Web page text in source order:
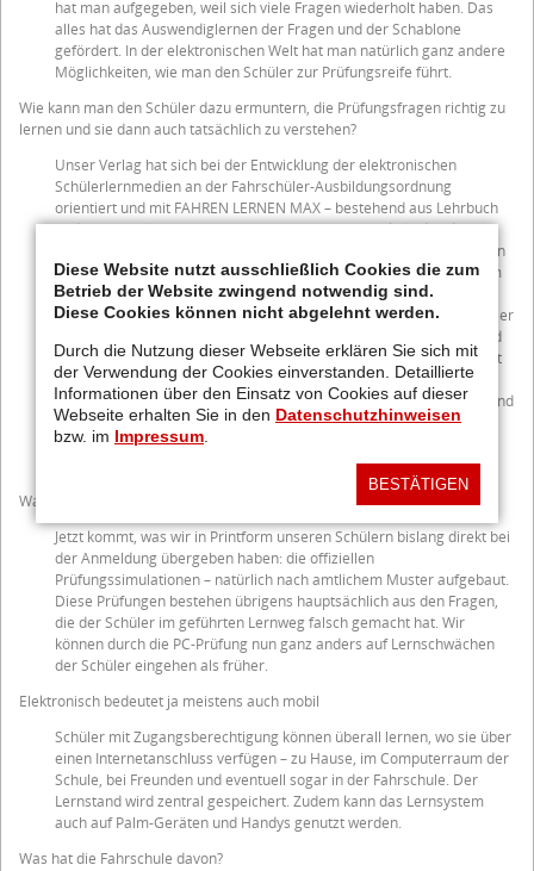
hat man aufgegeben, weil sich viele Fragen wiederholt haben. Das
alles hat das Auswendiglernen der Fragen und der Schablone
gefördert. In der elektronischen Welt hat man natürlich ganz andere
Möglichkeiten, wie man den Schüler zur Prüfungsreife führt.
Wie kann man den Schüler dazu ermuntern, die Prüfungsfragen richtig zu
lernen und sie dann auch tatsächlich zu verstehen?
Unser Verlag hat sich bei der Entwicklung der elektronischen
Schülerlernmedien an der Fahrschüler-Ausbildungsordnung
orientiert und mit FAHREN LERNEN MAX – bestehend aus Lehrbuch
und einem Online-Zugang – ein Lernsystem entwickelt, das den
Schüler vom Leichten zum Schweren führt. Wir haben alle amtlichen
Prüfungsfragen nach leicht, mittelschwer und schwer eingeteilt. Am
Anfang des Trainings übt der Schüler zunächst mit den leichten
Fragen, womit er schnell Erfolgserlebnisse erzielt. Sobald der Schüler
die leichten Fragen beherrscht, werden ihm die mittelschweren und
anschließend die schweren Prüfungsfragen vorgelegt. Jede Stufe ist
zudem in kleine Schritte eingeteilt, um dem Schüler nicht zu große
„Brocken“ vorzulegen. Wiederholungen der falsch beantworteten und
markierten Fragen helfen, das Wissen zu vertiefen. Daraus ergibt
sich für jeden Schüler ein individuelles Lernprogramm. Diese
Methode bezeichnen wir als „Geführten Lernweg”.
Was folgt nach dem geführten Lernweg?
Jetzt kommt, was wir in Printform unseren Schülern bislang direkt bei
der Anmeldung übergeben haben: die offiziellen
Prüfungssimulationen – natürlich nach amtlichem Muster aufgebaut.
Diese Prüfungen bestehen übrigens hauptsächlich aus den Fragen,
die der Schüler im geführten Lernweg falsch gemacht hat. Wir
können durch die PC-Prüfung nun ganz anders auf Lernschwächen
der Schüler eingehen als früher.
Elektronisch bedeutet ja meistens auch mobil
Schüler mit Zugangsberechtigung können überall lernen, wo sie über
einen Internetanschluss verfügen – zu Hause, im Computerraum der
Schule, bei Freunden und eventuell sogar in der Fahrschule. Der
Lernstand wird zentral gespeichert. Zudem kann das Lernsystem
auch auf Palm-Geräten und Handys genutzt werden.
Was hat die Fahrschule davon?
Diese Website nutzt ausschließlich Cookies die zum
Betrieb der Website zwingend notwendig sind.
Diese Cookies können nicht abgelehnt werden.
Durch die Nutzung dieser Webseite erklären Sie sich mit
der Verwendung der Cookies einverstanden. Detaillierte
Informationen über den Einsatz von Cookies auf dieser
Webseite erhalten Sie in den Datenschutzhinweisen
bzw. im Impressum
BESTÄTIGEN